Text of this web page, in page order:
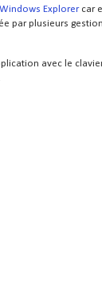
Explorer car
par plusieurs
avec le